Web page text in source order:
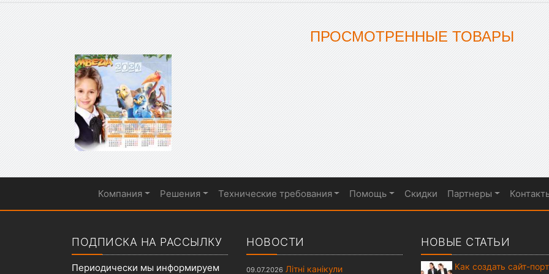
ПРОСМОТРЕННЫЕ ТОВАРЫ
Показать меню
Компания Решения Технические требования Помощь Скидки Партнеры
ПОДПИСКА НА РАССЫЛКУ
Периодически мы информируем
НОВОСТИ
09.07.2026 Літні канікули
НОВЫЕ СТАТЬИ
Как создать сайт-